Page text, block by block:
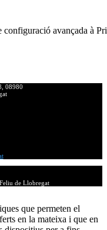
avançada à
08980
de Llobregat
que permeten el
en la mateixa i que en